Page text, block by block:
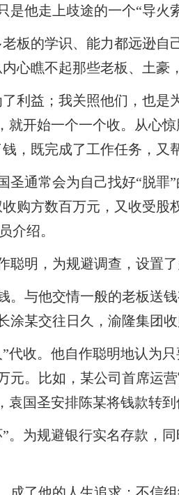
是他走上歧途的一个“导火
板的学识、能力都远逊
心瞧不起那些老板、土豪
利益；我关照他们，也
就开始一个一个收。从
，既完成了工作任务，又
圣通常会为自己找好“脱罪
购方数百万元，又收受股
介绍。
聪明，为规避调查，设置
。与他交情一般的老板送
涂某交往日久，渝隆集团
代收。他自作聪明地认为
元。比如，某公司首席运
袁国圣安排陈某将钱款转
。为规避银行实名存款，